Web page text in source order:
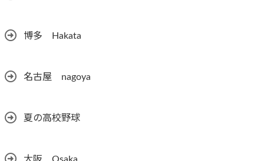
博多 Hakata
名古屋 nagoya
夏の高校野球